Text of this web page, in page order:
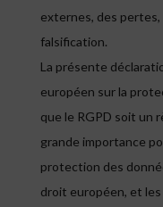
externes, des pertes,
falsification.
La présente
européen sur la
que le RGPD soit un
grande importance
protection des
droit européen, et les